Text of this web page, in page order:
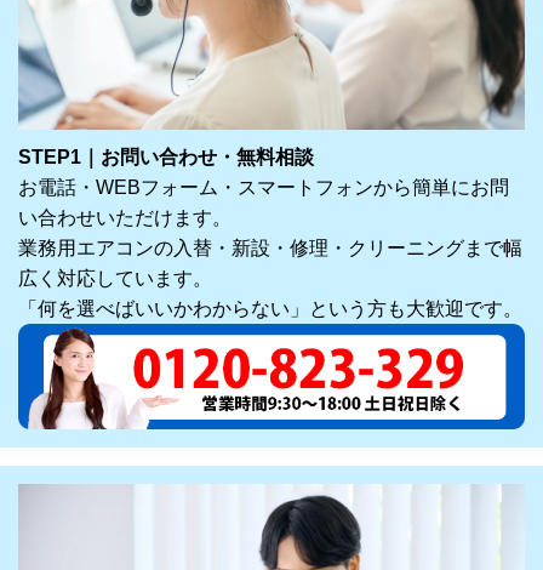
STEP1｜お問い合わせ・無料相談
お電話・WEBフォーム・スマートフォンから簡単にお問
い合わせいただけます。
業務用エアコンの入替・新設・修理・クリーニングまで幅
広く対応しています。
「何を選べばいいかわからない」という方も大歓迎です。